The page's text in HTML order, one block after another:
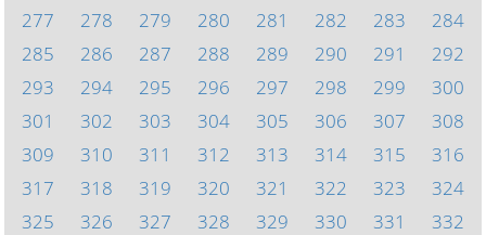
277
278 279 280 281 282 283
284
285
286 287 288 289 290 291
292
293
294 295 296 297 298 299
300
301
302 303 304 305 306 307
308
309
310 311 312 313 314 315
316
317
318 319 320 321 322 323
324
325
326 327 328 329 330 331
332